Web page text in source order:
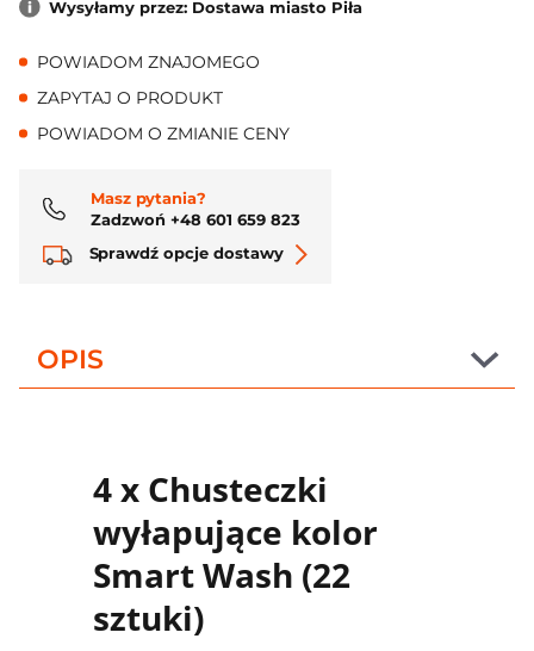
Wysyłamy przez: Dostawa miasto Piła
POWIADOM ZNAJOMEGO
ZAPYTAJ O PRODUKT
POWIADOM O ZMIANIE CENY
Masz pytania?
Zadzwoń +48 601 659 823
Sprawdź opcje dostawy
OPIS
4 x Chusteczki
wyłapujące kolor
Smart Wash (22
sztuki)